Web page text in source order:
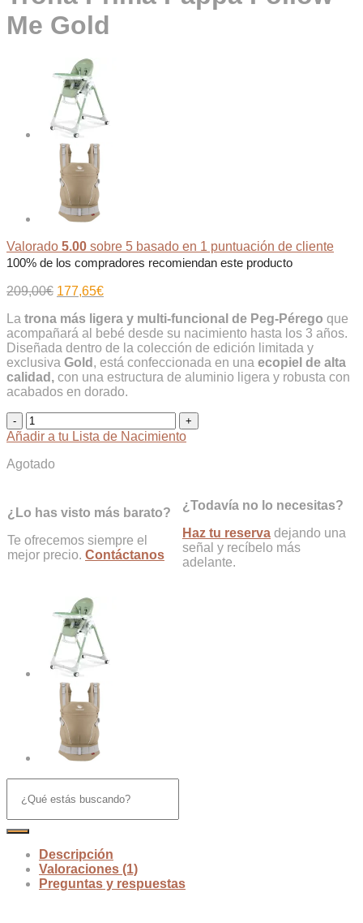
Me Gold
Valorado 5.00 sobre 5 basado en 1 puntuación de cliente
100% de los compradores recomiendan este producto
209,00€ El
original
era:
209,00€.
177,65€El
actual
es:
177,65€.
La trona más ligera y multi-funcional de Peg-Pérego que
acompañará al bebé desde su nacimiento hasta los 3 años.
Diseñada dentro de la colección de edición limitada y
exclusiva Gold , está confeccionada en una ecopiel de alta
calidad, con una estructura de aluminio ligera y robusta con
acabados en dorado.
Trona
Prima
Follow
cantidad
Añadir a tu Lista de Nacimiento
Agotado
¿Lo has visto más barato?
Te ofrecemos siempre el
mejor precio. Contáctanos
¿Todavía no lo necesitas?
Haz tu reserva dejando una
señal y recíbelo más
adelante.
Descripción
Valoraciones (1)
Preguntas y respuestas